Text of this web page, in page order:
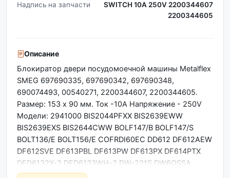
Надпись на запчасти
SWITCH 10A 250V 2200344607
2200344605
Описание
Блокиратор двери посудомоечной машины Metalflex
SMEG 697690335, 697690342, 697690348,
690074493, 00540271, 2200344607, 2200344605.
Размер: 153 х 90 мм. Ток -10A Напряжение - 250V
Модели: 2941000 BIS2044PFXX BIS2639EWW
BIS2639EXS BIS2644CWW BOLF147/B BOLF147/S
BOLT136/E BOLT156/E COFRDI60EC DD612 DF612AEW
DF612SVE DF613PBL DF613PW DF613PX DF614PTX
DFD6132X-2 DFD6133WH-2 DW-221S DW6QSSA
DW7QSWSA DW7QSXSA DW88SG DW8QSDXSA